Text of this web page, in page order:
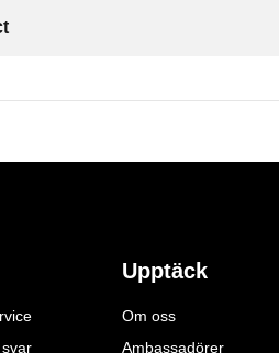
Upptäck
Om oss
Ambassadörer